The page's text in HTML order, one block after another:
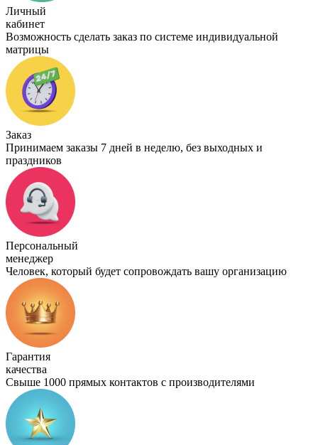
Личный
кабинет
Возможность сделать заказ по системе индивидуальной
матрицы
Заказ
Принимаем заказы 7 дней в неделю, без выходных и
праздников
Персональный
менеджер
Человек, который будет сопровождать вашу организацию
Гарантия
качества
Свыше 1000 прямых контактов с производителями